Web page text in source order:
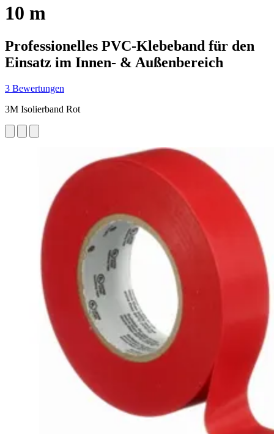
10 m
Professionelles PVC-Klebeband für den
Einsatz im Innen- & Außenbereich
3 Bewertungen
3M Isolierband Rot